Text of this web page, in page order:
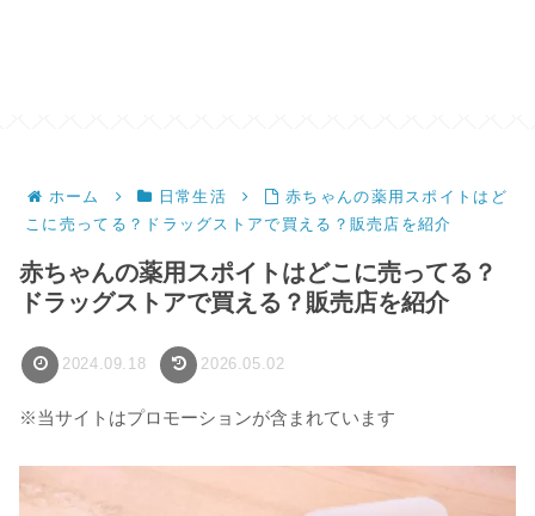
ホーム 日常生活
赤ちゃんの薬用スポイトはど
こに売ってる？ドラッグストアで買える？販売店を紹介
赤ちゃんの薬用スポイトはどこに売ってる？
ドラッグストアで買える？販売店を紹介
2024.09.18 2026.05.02
※当サイトはプロモーションが含まれています